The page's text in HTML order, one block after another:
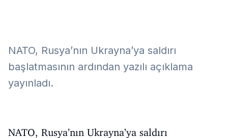
NATO, Rusya’nın Ukrayna’ya saldırı
başlatmasının ardından yazılı açıklama
yayınladı.
NATO, Rusya’nın Ukrayna’ya saldırı